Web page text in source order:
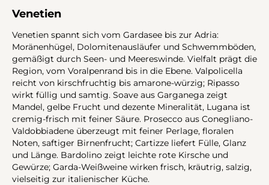
Venetien
Venetien spannt sich vom Gardasee bis zur Adria:
Moränenhügel, Dolomitenausläufer und Schwemmböden,
gemäßigt durch Seen- und Meereswinde. Vielfalt prägt die
Region, vom Voralpenrand bis in die Ebene. Valpolicella
reicht von kirschfruchtig bis amarone-würzig; Ripasso
wirkt füllig und samtig. Soave aus Garganega zeigt
Mandel, gelbe Frucht und dezente Mineralität, Lugana ist
cremig-frisch mit feiner Säure. Prosecco aus Conegliano-
Valdobbiadene überzeugt mit feiner Perlage, floralen
Noten, saftiger Birnenfrucht; Cartizze liefert Fülle, Glanz
und Länge. Bardolino zeigt leichte rote Kirsche und
Gewürze; Garda-Weißweine wirken frisch, kräutrig, salzig,
vielseitig zur italienischer Küche.